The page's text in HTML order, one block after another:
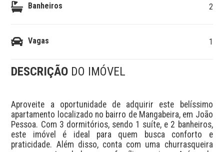
Banheiros 2
Vagas 1
DESCRIÇÃO DO IMÓVEL
Aproveite a oportunidade de adquirir este belíssimo
apartamento localizado no bairro de Mangabeira, em João
Pessoa. Com 3 dormitórios, sendo 1 suíte, e 2 banheiros,
este imóvel é ideal para quem busca conforto e
praticidade. Além disso, conta com uma churrasqueira